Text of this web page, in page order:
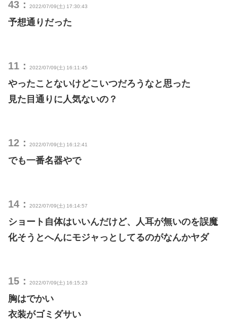
43： 2022/07/09(土) 17:30:43
予想通りだった
11： 2022/07/09(土) 16:11:45
やったことないけどこいつだろうなと思った
見た目通りに人気ないの？
12： 2022/07/09(土) 16:12:41
でも一番名器やで
14： 2022/07/09(土) 16:14:57
ショート自体はいいんだけど、人耳が無いのを誤魔
化そうとへんにモジャっとしてるのがなんかヤダ
15： 2022/07/09(土) 16:15:23
胸はでかい
衣装がゴミダサい